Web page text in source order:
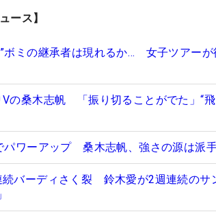
ース】
ボミの継承者は現れるか… 女子ツアー
Vの桑木志帆 「振り切ることがでた」“
パワーアップ 桑木志帆、強さの源は派
続バーディさく裂 鈴木愛が2週連続のサ